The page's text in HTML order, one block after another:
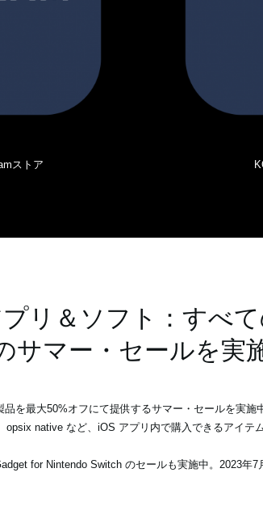
ストア
リ＆ソフト：すべ
サマー・セールを実
を最大50%オフにて提供するサマー・セールを実
native など、iOS アプリ内で購入できるアイテ
for Nintendo Switch のセールも実施中。2023年7